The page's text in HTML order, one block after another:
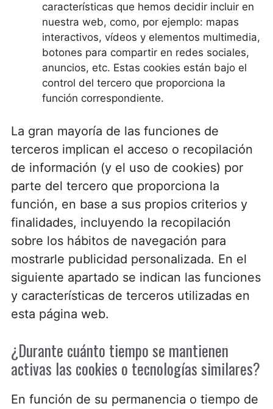
características que hemos decidir incluir en
nuestra web, como, por ejemplo: mapas
interactivos, vídeos y elementos multimedia,
botones para compartir en redes sociales,
anuncios, etc. Estas cookies están bajo el
control del tercero que proporciona la
función correspondiente.
La gran mayoría de las funciones de
terceros implican el acceso o recopilación
de información (y el uso de cookies) por
parte del tercero que proporciona la
función, en base a sus propios criterios y
finalidades, incluyendo la recopilación
sobre los hábitos de navegación para
mostrarle publicidad personalizada. En el
siguiente apartado se indican las funciones
y características de terceros utilizadas en
esta página web.
¿Durante cuánto tiempo se mantienen
activas las cookies o tecnologías similares?
En función de su permanencia o tiempo de